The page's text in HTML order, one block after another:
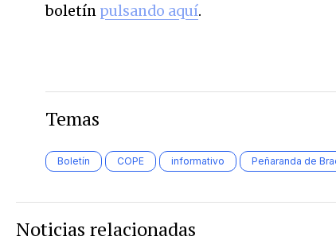
boletín pulsando aquí.
Temas
Boletín COPE informativo Peñaranda de
Noticias relacionadas